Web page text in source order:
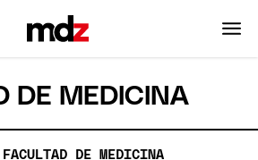
DE MEDICINA
DE MEDICINA